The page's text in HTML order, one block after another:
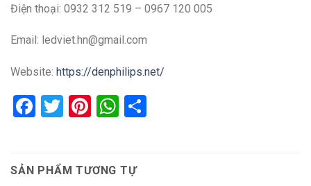
Điện thoại: 0932 312 519 – 0967 120 005
Email: ledviet.hn@gmail.com
Website: https://denphilips.net/
Facebook
Twitter
Pinterest
WhatsApp
SẢN PHẨM TƯƠNG TỰ